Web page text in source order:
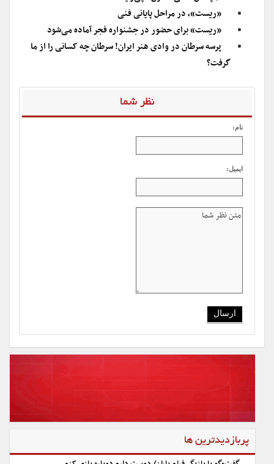
«ریست»، در مراحل پایانی فنی
«ریست» برای حضور در جشنواره فجر آماده می‌شود
پرسه سرطان در وادی هنر ایران! سرطان چه کسانی را از ما
گرفت؟
نظر شما
نام:
ایمیل:
پربازدیدترین ها